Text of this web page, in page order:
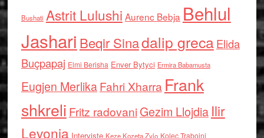
Bushati Astrit Lulushi Aurenc Bebja Behlul
Jashari Beqir Sinadalip grecaElida
Buçpapaj Elmi Berisha Enver Bytyci Ermira Babamusta
Eugjen MerlikaFahri Xharra Frank
shkreli Fritz radovaniGezim Llojdia Ilir
Levonja Interviste Keze Kozeta Zylo Kolec Traboini